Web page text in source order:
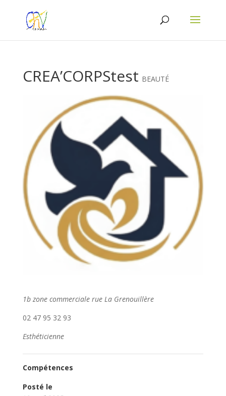
CREA’CORPStest BEAUTÉ
1b zone commerciale rue La Grenouillère
02 47 95 32 93
Esthéticienne
Compétences
Posté le